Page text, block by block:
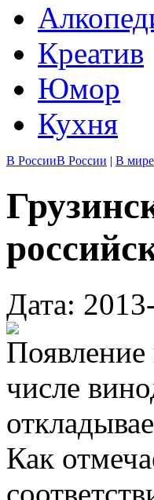
Креатив
Юмор
Кухня
В РоссииВ России | В мире
Дата:
числе
Как